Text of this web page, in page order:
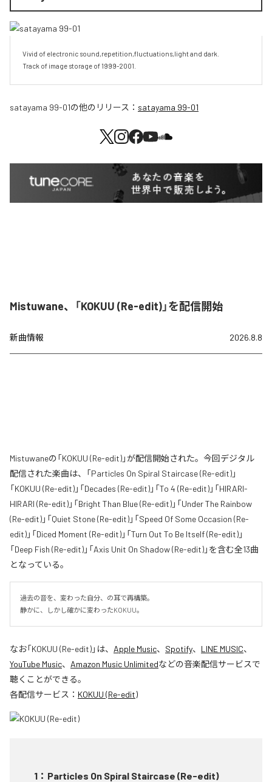
Vivid of electronic sound,repetition,fluctuations,light and dark.
Track of image storage of 1999-2001.
satayama 99-01の他のリリース： satayama 99-01
Mistuwane、「KOKUU (Re-edit)」を配信開始
新曲情報 2026.8.8
Mistuwaneの「KOKUU (Re-edit)」が配信開始された。今回デジタル
配信された楽曲は、「Particles On Spiral Staircase (Re-edit)」
「KOKUU (Re-edit)」「Decades (Re-edit)」「To 4 (Re-edit)」「HIRARI-
HIRARI (Re-edit)」「Bright Than Blue (Re-edit)」「Under The Rainbow
(Re-edit)」「Quiet Stone (Re-edit)」「Speed Of Some Occasion (Re-
edit)」「Diced Moment (Re-edit)」「Turn Out To Be Itself (Re-edit)」
「Deep Fish (Re-edit)」「Axis Unit On Shadow (Re-edit)」を含む全13曲
となっている。
過去の音を、変わった自分、の耳で再構築。
静かに、しかし確かに変わったKOKUU。
なお「KOKUU (Re-edit)」は、 Apple Music、 Spotify、 LINE MUSIC、
YouTube Music、 Amazon Music Unlimitedなどの音楽配信サービスで
聴くことができる。
各配信サービス： KOKUU (Re-edit)
1 ： Particles On Spiral Staircase (Re-edit)